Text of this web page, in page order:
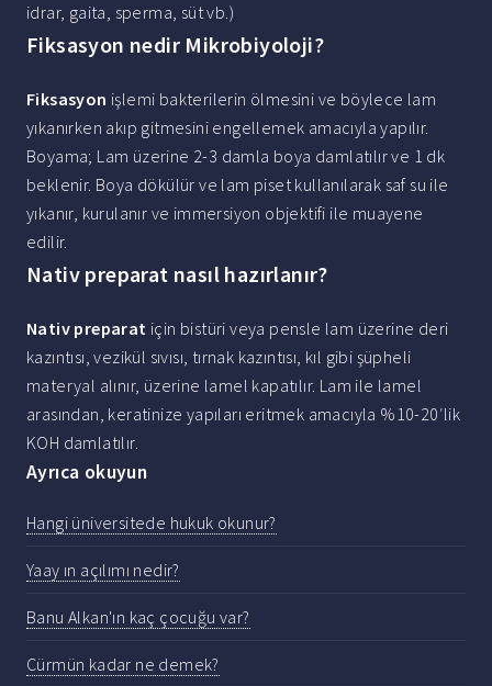
idrar, gaita, sperma, süt vb.)
Fiksasyon nedir Mikrobiyoloji?
Fiksasyon işlemi bakterilerin ölmesini ve böylece lam
yıkanırken akıp gitmesini engellemek amacıyla yapılır.
Boyama; Lam üzerine 2-3 damla boya damlatılır ve 1 dk
beklenir. Boya dökülür ve lam piset kullanılarak saf su ile
yıkanır, kurulanır ve immersiyon objektifi ile muayene
edilir.
Nativ preparat nasıl hazırlanır?
Nativ preparat için bistüri veya pensle lam üzerine deri
kazıntısı, vezikül sıvısı, tırnak kazıntısı, kıl gibi şüpheli
materyal alınır, üzerine lamel kapatılır. Lam ile lamel
arasından, keratinize yapıları eritmek amacıyla %10-20′lik
KOH damlatılır.
Ayrıca okuyun
Hangi üniversitede hukuk okunur?
Yaay ın açılımı nedir?
Banu Alkan'ın kaç çocuğu var?
Cürmün kadar ne demek?